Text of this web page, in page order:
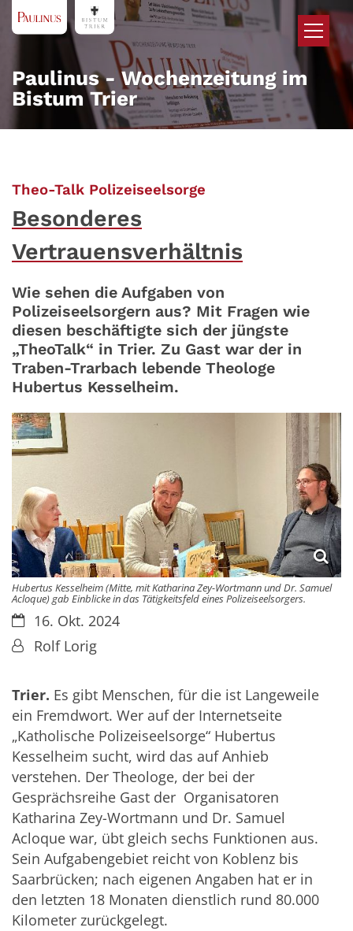
Zum Inhalt springen
Paulinus - Wochenzeitung im
Bistum Trier
Theo-Talk Polizeiseelsorge
Besonderes
Vertrauensverhältnis
Wie sehen die Aufgaben von
Polizeiseelsorgern aus? Mit Fragen wie
diesen beschäftigte sich der jüngste
„TheoTalk“ in Trier. Zu Gast war der in
Traben-Trarbach lebende Theologe
Hubertus Kesselheim.
Hubertus Kesselheim (Mitte, mit Katharina Zey-Wortmann und Dr. Samuel
Acloque) gab Einblicke in das Tätigkeitsfeld eines Polizeiseelsorgers.
Datum:16. Okt. 2024
Von:Rolf Lorig
Trier. Es gibt Menschen, für die ist Langeweile
ein Fremdwort. Wer auf der Internetseite
„Katholische Polizeiseelsorge“ Hubertus
Kesselheim sucht, wird das auf Anhieb
verstehen. Der Theologe, der bei der
Gesprächsreihe Gast der Organisatoren
Katharina Zey-Wortmann und Dr. Samuel
Acloque war, übt gleich sechs Funktionen aus.
Sein Aufgabengebiet reicht von Koblenz bis
Saarbrücken; nach eigenen Angaben hat er in
den letzten 18 Monaten dienstlich rund 80.000
Kilometer zurückgelegt.